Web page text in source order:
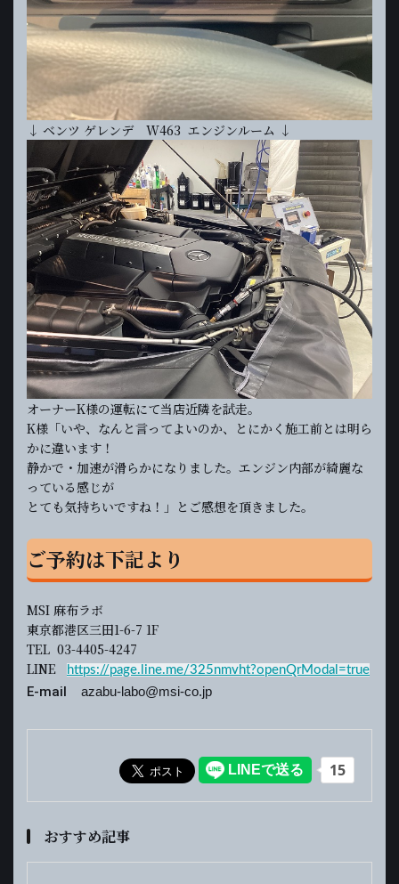
↓ ベンツ ゲレンデ W463 エンジンルーム ↓
オーナーK様の運転にて当店近隣を試走。
K様「いや、なんと言ってよいのか、とにかく施工前とは明ら
かに違います！
静かで・加速が滑らかになりました。エンジン内部が綺麗な
っている感じが
とても気持ちいですね！」とご感想を頂きました。
ご予約は下記より
MSI 麻布ラボ
東京都港区三田1-6-7 1F
TEL 03-4405-4247
LINE
https://page.line.me/325nmvht?openQrModal=true
E-mail azabu-labo@msi-co.jp
おすすめ記事